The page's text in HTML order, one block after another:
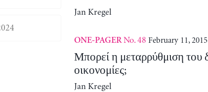
Jan Kregel
ONE-PAGERNo. 48 February 11, 2015
Μπορεί η μεταρρύθμιση του
οικονομίες;
Jan Kregel